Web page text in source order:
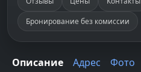
Бронирование без комиссии
Описание Адрес Фото